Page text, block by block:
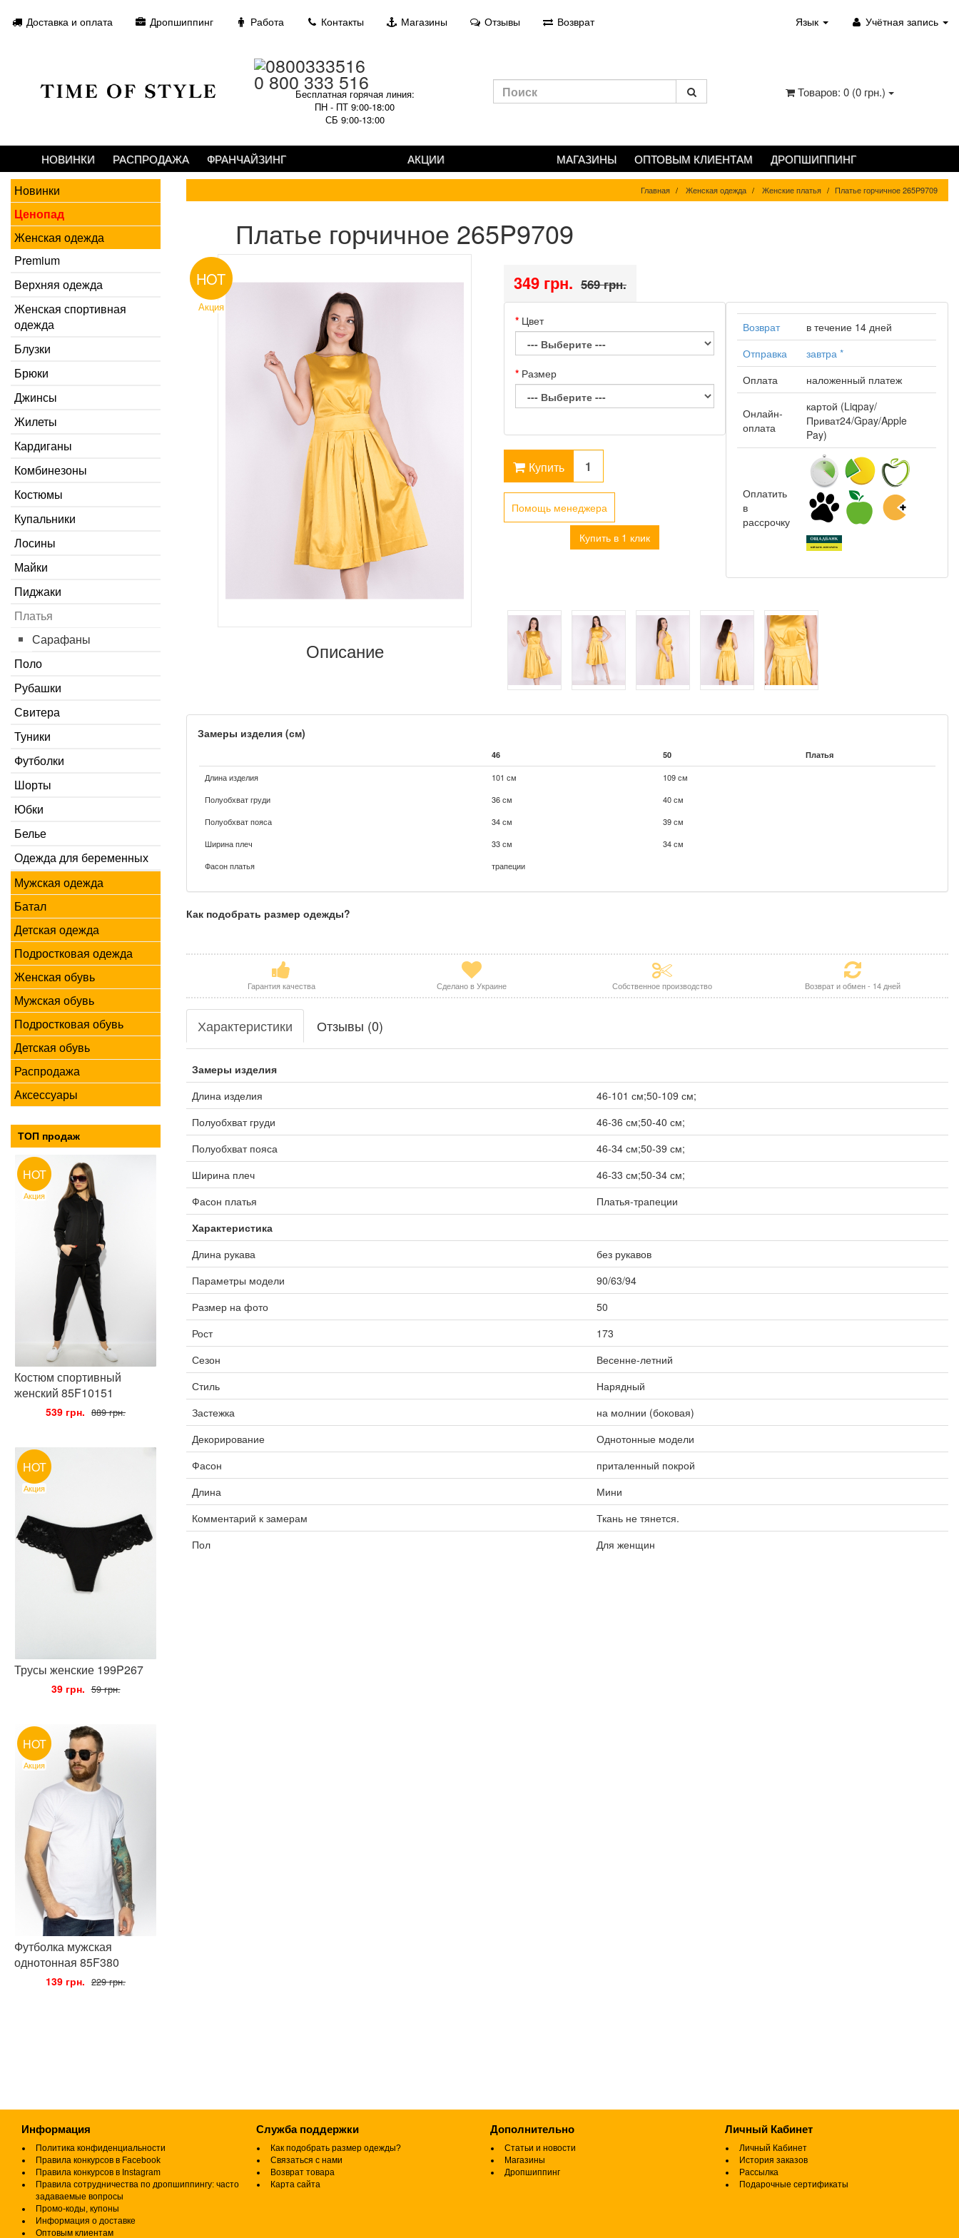
Доставка и оплата Дропшиппинг Работа Контакты Магазины Отзывы Возврат Язык Учётная запись
0 800 333 516
Бесплатная горячая линия:
ПН - ПТ 9:00-18:00
СБ 9:00-13:00
Товаров: 0 (0 грн.)
НОВИНКИ РАСПРОДАЖА ФРАНЧАЙЗИНГ АКЦИИ МАГАЗИНЫ ОПТОВЫМ КЛИЕНТАМ ДРОПШИППИНГ
Новинки
Ценопад
Женская одежда
Premium
Верхняя одежда
Женская спортивная
одежда
Блузки
Брюки
Джинсы
Жилеты
Кардиганы
Комбинезоны
Костюмы
Купальники
Лосины
Майки
Пиджаки
Платья
Сарафаны
Поло
Рубашки
Свитера
Туники
Футболки
Шорты
Юбки
Белье
Одежда для беременных
Мужская одежда
Батал
Детская одежда
Подростковая одежда
Женская обувь
Мужская обувь
Подростковая обувь
Детская обувь
Распродажа
Аксессуары
ТОП продаж
HOT
Акция
Костюм спортивный
женский 85F10151
539 грн. 889 грн.
HOT
Акция
Трусы женские 199P267
39 грн. 59 грн.
HOT
Акция
Футболка мужская
однотонная 85F380
139 грн. 229 грн.
Главная Женская одежда Женские платья Платье горчичное 265P9709
Платье горчичное 265P9709
HOT
Акция
Описание
349 грн. 569 грн.
Цвет
Размер
Купить
Помощь менеджера
Купить в 1 клик
Возврат
в течение 14 дней
Отправка
завтра*
Оплата
наложенный платеж
Онлайн-
оплата
картой (Liqpay/
Приват24/Gpay/Apple
Pay)
Оплатить
в
рассрочку
Замеры изделия (см)
46 50 Платья
Длина изделия 101 см
109 см
Полуобхват груди
36 см
40 см
Полуобхват пояса
34 см
39 см
Ширина плеч
33 см
34 см
Фасон платья
трапеции
Как подобрать размер одежды?
Гарантия качества Сделано в Украине Собственное производство Возврат и обмен - 14 дней
Характеристики Отзывы (0)
Замеры изделия
Длина изделия
46-101 см;50-109 см;
Полуобхват груди
46-36 см;50-40 см;
Полуобхват пояса
46-34 см;50-39 см;
Ширина плеч
46-33 см;50-34 см;
Фасон платья
Платья-трапеции
Характеристика
Длина рукава
без рукавов
Параметры модели
90/63/94
Размер на фото
50
Рост
173
Сезон
Весенне-летний
Стиль
Нарядный
Застежка
на молнии (боковая)
Декорирование
Однотонные модели
Фасон
приталенный покрой
Длина
Мини
Комментарий к замерам
Ткань не тянется.
Пол
Для женщин
Информация
Политика конфиденциальности
Правила конкурсов в Facebook
Правила конкурсов в Instagram
Правила сотрудничества по дропшиппингу: часто
задаваемые вопросы
Промо-коды, купоны
Информация о доставке
Оптовым клиентам
Служба поддержки
Как подобрать размер одежды?
Связаться с нами
Возврат товара
Карта сайта
Дополнительно
Статьи и новости
Магазины
Дропшиппинг
Личный Кабинет
Личный Кабинет
История заказов
Рассылка
Подарочные сертификаты